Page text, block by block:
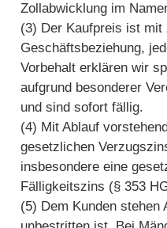
Zollabwicklung im
(3) Der Kaufpreis ist mit
Geschäftsbeziehung,
Vorbehalt erklären wir
aufgrund besonderer
und sind sofort fällig.
(4) Mit Ablauf
gesetzlichen
insbesondere eine
Fälligkeitszins (§ 353
(5) Dem Kunden